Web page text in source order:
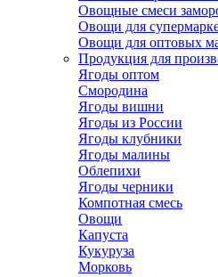
Овощные смеси
Овощи для
Овощи для оптовых
Продукция для
Ягоды оптом
Смородина
Ягоды вишни
Ягоды из России
Ягоды клубники
Ягоды малины
Облепихи
Ягоды черники
Компотная смесь
Овощи
Капуста
Кукуруза
Морковь